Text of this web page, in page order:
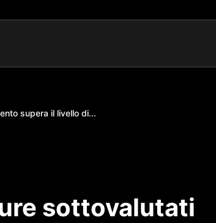
supera il livello di...
sottovalutati